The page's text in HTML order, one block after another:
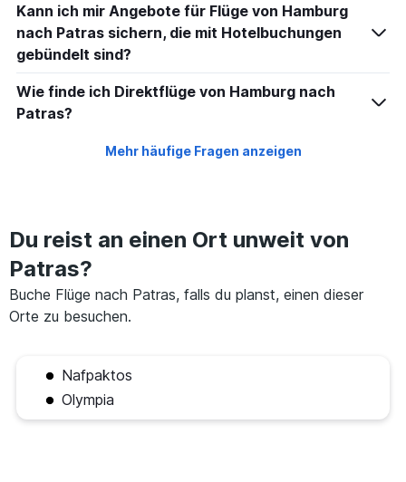
Kann ich mir Angebote für Flüge von Hamburg
nach Patras sichern, die mit Hotelbuchungen
gebündelt sind?
Wie finde ich Direktflüge von Hamburg nach
Patras?
Mehr häufige Fragen anzeigen
Du reist an einen Ort unweit von
Patras?
Buche Flüge nach Patras, falls du planst, einen dieser
Orte zu besuchen.
Nafpaktos
Olympia